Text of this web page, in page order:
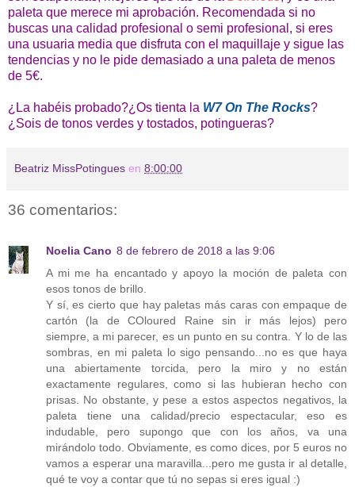
paleta que merece mi aprobación. Recomendada si no
buscas una calidad profesional o semi profesional, si eres
una usuaria media que disfruta con el maquillaje y sigue las
tendencias y no le pide demasiado a una paleta de menos
de 5€.
¿La habéis probado?¿Os tienta la W7 On The Rocks?
¿Sois de tonos verdes y tostados, potingueras?
Beatriz MissPotingues en 8:00:00
36 comentarios:
Noelia Cano 8 de febrero de 2018 a las 9:06
A mi me ha encantado y apoyo la moción de paleta con
esos tonos de brillo.
Y sí, es cierto que hay paletas más caras con empaque de
cartón (la de COloured Raine sin ir más lejos) pero
siempre, a mi parecer, es un punto en su contra. Y lo de las
sombras, en mi paleta lo sigo pensando...no es que haya
una abiertamente torcida, pero la miro y no están
exactamente regulares, como si las hubieran hecho con
prisas. No obstante, y pese a estos aspectos negativos, la
paleta tiene una calidad/precio espectacular, eso es
indudable, pero supongo que con los años, va una
mirándolo todo. Obviamente, es como dices, por 5 euros no
vamos a esperar una maravilla...pero me gusta ir al detalle,
qué te voy a contar que tú no sepas si eres igual :)